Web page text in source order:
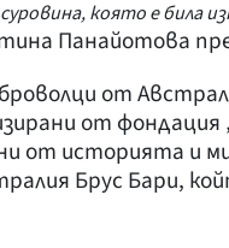
която е била
Панайотова
от
от фондация
от историята и
Брус Бари,